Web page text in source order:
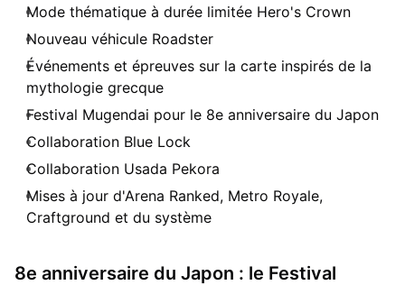
Mode thématique à durée limitée Hero's Crown
Nouveau véhicule Roadster
Événements et épreuves sur la carte inspirés de la
mythologie grecque
Festival Mugendai pour le 8e anniversaire du Japon
Collaboration Blue Lock
Collaboration Usada Pekora
Mises à jour d'Arena Ranked, Metro Royale,
Craftground et du système
8e anniversaire du Japon : le Festival